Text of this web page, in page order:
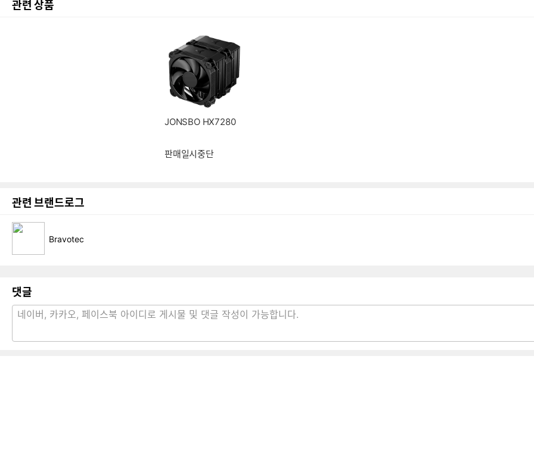
관련 상품
JONSBO HX7280
판매일시중단
관련 브랜드로그
Bravotec
댓글